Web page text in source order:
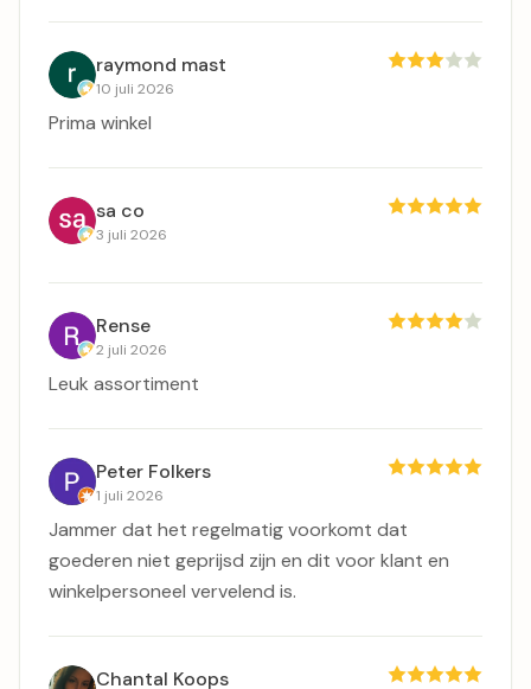
raymond mast
10 juli 2026
Prima winkel
sa co
3 juli 2026
Rense
2 juli 2026
Leuk assortiment
Peter Folkers
1 juli 2026
Jammer dat het regelmatig voorkomt dat
goederen niet geprijsd zijn en dit voor klant en
winkelpersoneel vervelend is.
Chantal Koops